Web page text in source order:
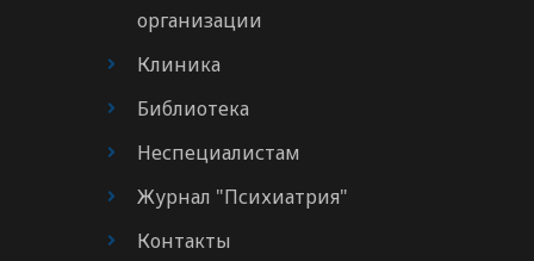
организации
Клиника
Библиотека
Неспециалистам
Журнал "Психиатрия"
Контакты